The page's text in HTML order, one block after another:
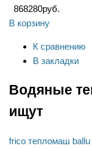
868280руб.
В корзину
К сравнению
В закладки
Водяные
ищут
frico тепломаш ballu